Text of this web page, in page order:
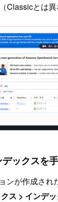
Classicとは異
ックスを
ンが作成され
ス > インデ